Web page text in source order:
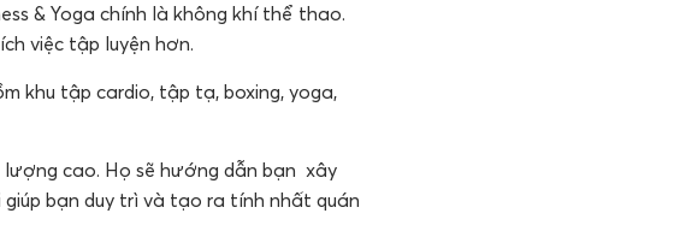
& Yoga chính là không khí thể thao.
việc tập luyện hơn.
khu tập cardio, tập tạ, boxing, yoga,
cao. Họ sẽ hướng dẫn bạn xây
bạn duy trì và tạo ra tính nhất quán